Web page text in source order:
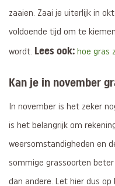
zaaien. Zaai je uiterlijk in
voldoende tijd om te
wordt. Lees ook: hoe gras
Kan je in november
In november is het zeker
is het belangrijk om
weersomstandigheden en
sommige grassoorten
dan andere. Let hier dus